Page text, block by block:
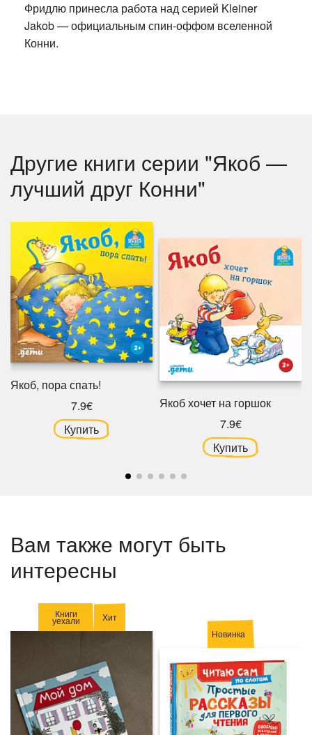
Фридлю принесла работа над серией Kleiner
Jakob — официальным спин-оффом вселенной
Конни.
Другие книги серии "Якоб —
лучший друг Конни"
Якоб, пора спать!
7.9€
Купить
Якоб хочет на горшок
7.9€
Купить
Вам также могут быть
интересны
Книги
уехали Хит
Новинка